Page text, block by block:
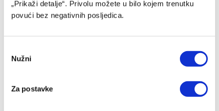
„Prikaži detalje“. Privolu možete u bilo kojem trenutku
povući bez negativnih posljedica.
Selection
Nužni
Za postavke